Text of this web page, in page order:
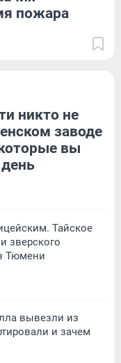
пожара
никто не
заводе
вы
Тайское
зверского
Тюмени
вывезли из
и зачем